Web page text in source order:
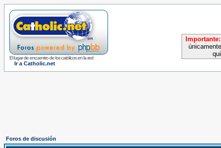
El lugar de encuentro de los católicos en la red
Ir a Catholic.net
Importante:
Foros de discusión